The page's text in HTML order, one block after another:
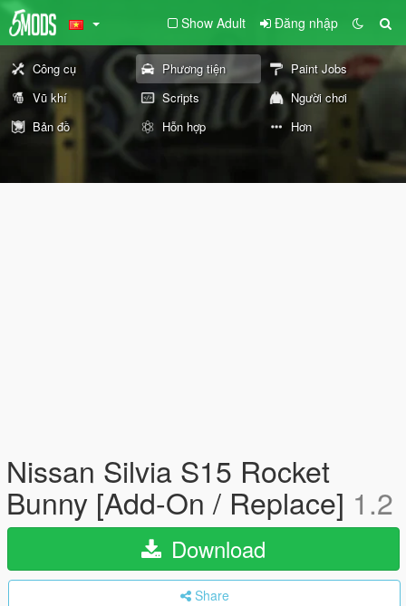
Show Adult Đăng nhập
Công cụ Phương tiện
Paint Jobs
Vũ khí
Scripts
Người chơi
Bản đồ
Hỗn hợp Hơn
Nissan Silvia S15 Rocket
Bunny [Add-On / Replace] 1.2
Download
Share